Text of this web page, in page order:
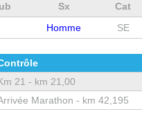
Sx Cat
Homme
SE
21 - km 21,00
Marathon - km 42,195